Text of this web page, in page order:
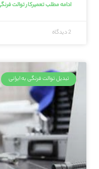
ادامه مطلب تعمیرکار توالت
2 دیدگاه
تبدیل توالت فرنگی به ایرانی